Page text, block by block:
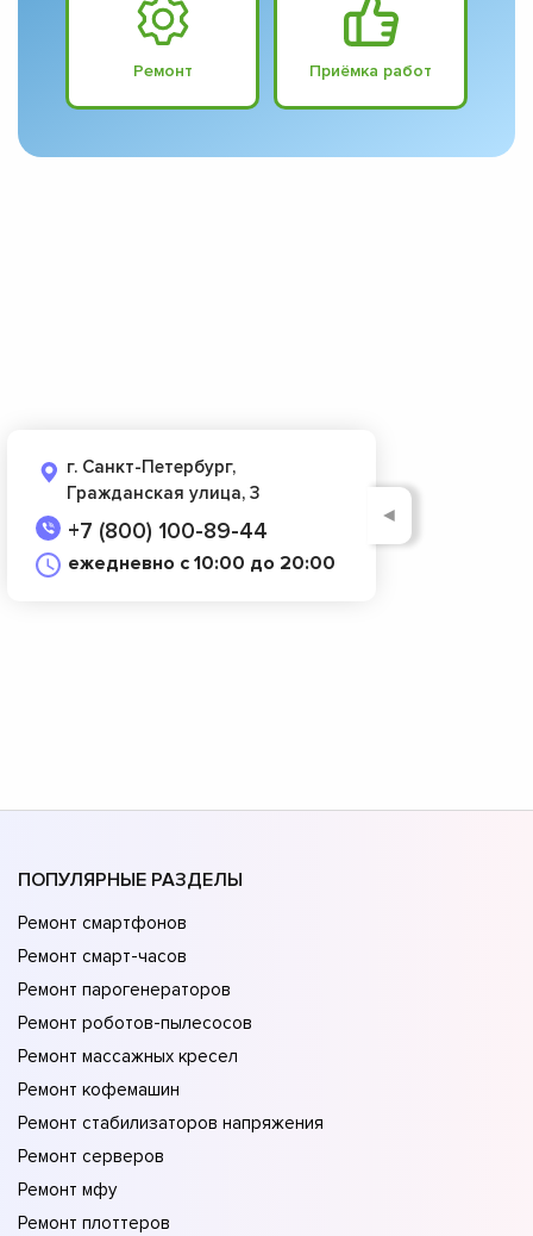
Ремонт Приёмка работ
г. Санкт-Петербург,
Гражданская улица, 3
+7 (800) 100-89-44
ежедневно с 10:00 до 20:00
◄
ПОПУЛЯРНЫЕ РАЗДЕЛЫ
Ремонт смартфонов
Ремонт смарт-часов
Ремонт парогенераторов
Ремонт роботов-пылесосов
Ремонт массажных кресел
Ремонт кофемашин
Ремонт стабилизаторов напряжения
Ремонт серверов
Ремонт мфу
Ремонт плоттеров